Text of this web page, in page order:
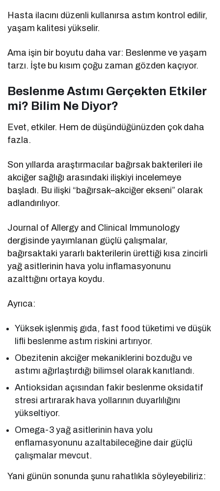
Hasta ilacını düzenli kullanırsa astım kontrol edilir,
yaşam kalitesi yükselir.
Ama işin bir boyutu daha var: Beslenme ve yaşam
tarzı. İşte bu kısım çoğu zaman gözden kaçıyor.
Beslenme Astımı Gerçekten Etkiler
mi? Bilim Ne Diyor?
Evet, etkiler. Hem de düşündüğünüzden çok daha
fazla.
Son yıllarda araştırmacılar bağırsak bakterileri ile
akciğer sağlığı arasındaki ilişkiyi incelemeye
başladı. Bu ilişki “bağırsak–akciğer ekseni” olarak
adlandırılıyor.
Journal of Allergy and Clinical Immunology
dergisinde yayımlanan güçlü çalışmalar,
bağırsaktaki yararlı bakterilerin ürettiği kısa zincirli
yağ asitlerinin hava yolu inflamasyonunu
azalttığını ortaya koydu.
Ayrıca:
Yüksek işlenmiş gıda, fast food tüketimi ve düşük
lifli beslenme astım riskini artırıyor.
Obezitenin akciğer mekaniklerini bozduğu ve
astımı ağırlaştırdığı bilimsel olarak kanıtlandı.
Antioksidan açısından fakir beslenme oksidatif
stresi artırarak hava yollarının duyarlılığını
yükseltiyor.
Omega-3 yağ asitlerinin hava yolu
enflamasyonunu azaltabileceğine dair güçlü
çalışmalar mevcut.
Yani günün sonunda şunu rahatlıkla söyleyebiliriz: